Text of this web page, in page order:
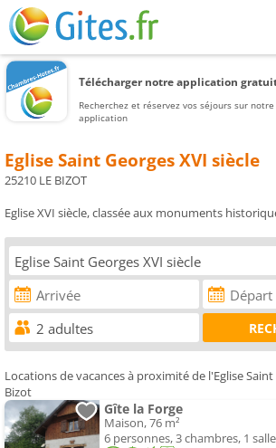
Télécharger notre application
Recherchez et réservez vos séjours sur notre
application
Eglise Saint Georges XVI siècle
25210 LE BIZOT
Eglise XVI siècle, classée aux monuments
Locations de vacances à proximité de l'Eglise Saint
Bizot
Gîte la Forge
Maison, 76 m²
6 personnes, 3 chambres, 1